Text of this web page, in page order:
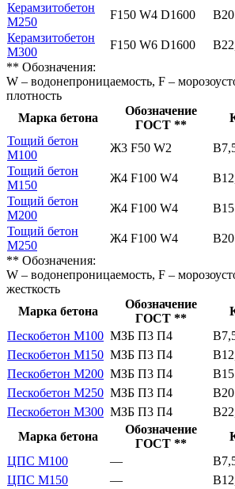
Керамзитобетон
М250
F150 W4 D1600 В20
Керамзитобетон
М300
F150 W6 D1600
** Обозначения:
W – водонепроницаемость, F –
плотность
Марка бетона
Обозначение
ГОСТ **
Тощий бетон
М100
Ж3 F50 W2
Тощий бетон
М150
Ж4 F100 W4
Тощий бетон
М200
Ж4 F100 W4 В15
Тощий бетон
М250
Ж4 F100 W4 В20
** Обозначения:
W – водонепроницаемость, F –
жесткость
Марка бетона
Обозначение
ГОСТ **
Пескобетон М100 МЗБ П3 П4
Пескобетон М150 МЗБ П3 П4
Пескобетон М200 МЗБ П3 П4 В15
Пескобетон М250 МЗБ П3 П4 В20
Пескобетон М300 МЗБ П3 П4
Марка бетона
Обозначение
ГОСТ **
ЦПС М100
—
ЦПС М150
—